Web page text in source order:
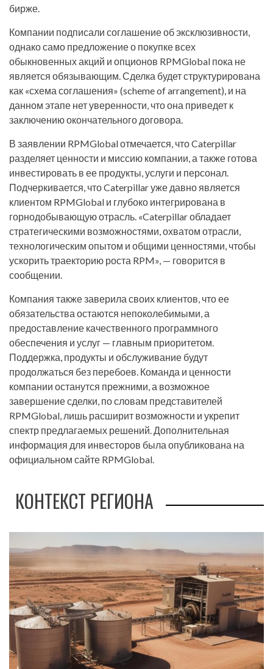
бирже.
Компании подписали соглашение об эксклюзивности,
однако само предложение о покупке всех
обыкновенных акций и опционов RPMGlobal пока не
является обязывающим. Сделка будет структурирована
как «схема соглашения» (scheme of arrangement), и на
данном этапе нет уверенности, что она приведет к
заключению окончательного договора.
В заявлении RPMGlobal отмечается, что Caterpillar
разделяет ценности и миссию компании, а также готова
инвестировать в ее продукты, услуги и персонал.
Подчеркивается, что Caterpillar уже давно является
клиентом RPMGlobal и глубоко интегрирована в
горнодобывающую отрасль. «Caterpillar обладает
стратегическими возможностями, охватом отрасли,
технологическим опытом и общими ценностями, чтобы
ускорить траекторию роста RPM», — говорится в
сообщении.
Компания также заверила своих клиентов, что ее
обязательства остаются непоколебимыми, а
предоставление качественного программного
обеспечения и услуг — главным приоритетом.
Поддержка, продукты и обслуживание будут
продолжаться без перебоев. Команда и ценности
компании останутся прежними, а возможное
завершение сделки, по словам представителей
RPMGlobal, лишь расширит возможности и укрепит
спектр предлагаемых решений. Дополнительная
информация для инвесторов была опубликована на
официальном сайте RPMGlobal.
КОНТЕКСТ РЕГИОНА